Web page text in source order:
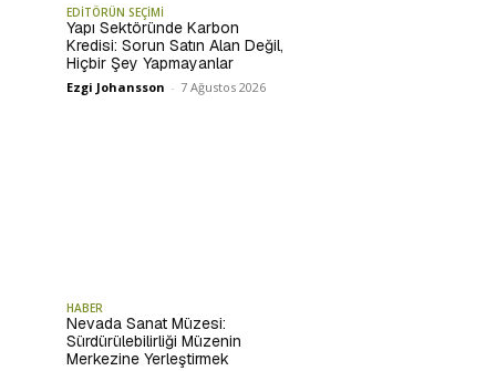
EDİTÖRÜN SEÇİMİ
Yapı Sektöründe Karbon
Kredisi: Sorun Satın Alan Değil,
Hiçbir Şey Yapmayanlar
Ezgi Johansson - 7 Ağustos 2026
HABER
Nevada Sanat Müzesi:
Sürdürülebilirliği Müzenin
Merkezine Yerleştirmek